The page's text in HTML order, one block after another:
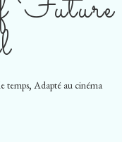
temps, Adapté au cinéma